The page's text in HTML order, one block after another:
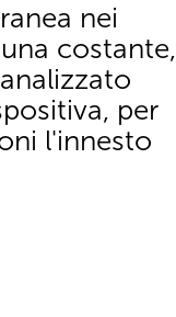
nei
costante,
per
l'innesto